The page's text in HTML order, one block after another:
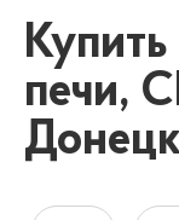
печи,